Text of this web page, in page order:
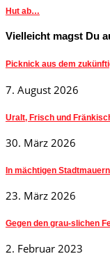
Hut ab…
Vielleicht magst Du
Picknick aus dem
7. August 2026
Uralt, Frisch und
30. März 2026
In mächtigen
23. März 2026
Gegen den grau-slichen
2. Februar 2023